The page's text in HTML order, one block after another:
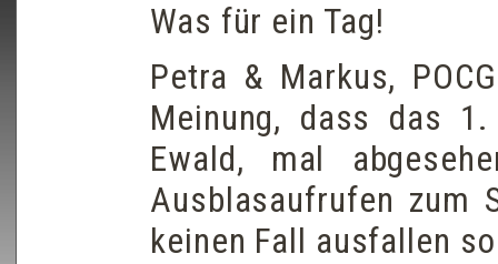
Was für ein Tag!
Petra & Markus,
Meinung, dass das
Ewald, mal
Ausblasaufrufen zum
keinen Fall ausfallen